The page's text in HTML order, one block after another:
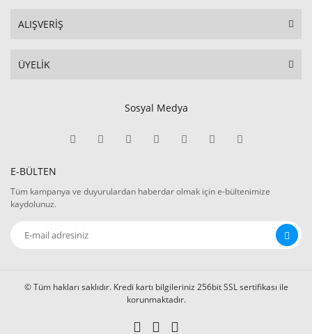
ALIŞVERİŞ
ÜYELİK
Sosyal Medya
E-BÜLTEN
Tüm kampanya ve duyurulardan haberdar olmak için e-bültenimize
kaydolunuz.
© Tüm hakları saklıdır. Kredi kartı bilgileriniz 256bit SSL sertifikası ile
korunmaktadır.